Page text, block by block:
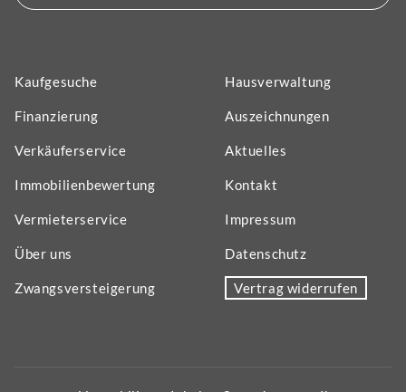
Kaufgesuche
Finanzierung
Verkäuferservice
Immobilienbewertung
Vermieterservice
Über uns
Zwangsversteigerung
Hausverwaltung
Auszeichnungen
Aktuelles
Kontakt
Impressum
Datenschutz
Vertrag widerrufen